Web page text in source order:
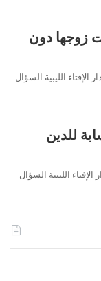
زوجها دون
الفتوى (5450) ورد إلى دار الإفتاء الليبية السؤال
للدين
الفتوى (5388) ورد إلى دار الإفتاء الليبية السؤال